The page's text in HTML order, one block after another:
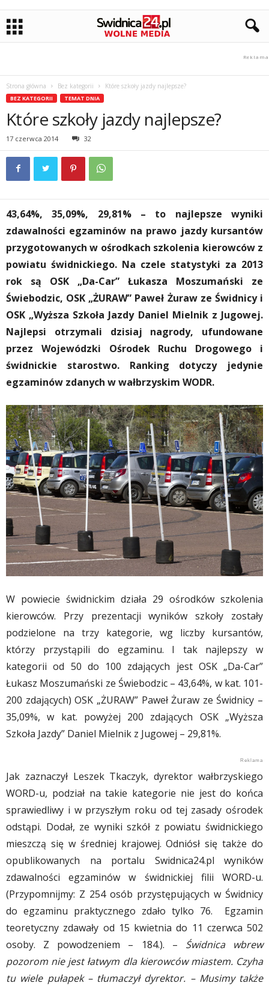
Strona główna Bez kategorii Które szkoły jazdy najlepsze?
BEZ KATEGORII TEMAT DNIA
Które szkoły jazdy najlepsze?
17 czerwca 2014 32
43,64%, 35,09%, 29,81% – to najlepsze wyniki
zdawalności egzaminów na prawo jazdy kursantów
przygotowanych w ośrodkach szkolenia kierowców z
powiatu świdnickiego. Na czele statystyki za 2013
rok są OSK „Da-Car” Łukasza Moszumański ze
Świebodzic, OSK „ŻURAW” Paweł Żuraw ze Świdnicy i
OSK „Wyższa Szkoła Jazdy Daniel Mielnik z Jugowej.
Najlepsi otrzymali dzisiaj nagrody, ufundowane
przez Wojewódzki Ośrodek Ruchu Drogowego i
świdnickie starostwo. Ranking dotyczy jedynie
egzaminów zdanych w wałbrzyskim WODR.
W powiecie świdnickim działa 29 ośrodków szkolenia
kierowców. Przy prezentacji wyników szkoły zostały
podzielone na trzy kategorie, wg liczby kursantów,
którzy przystąpili do egzaminu. I tak najlepszy w
kategorii od 50 do 100 zdających jest OSK „Da-Car”
Łukasz Moszumański ze Świebodzic – 43,64%, w kat. 101-
200 zdających) OSK „ŻURAW” Paweł Żuraw ze Świdnicy –
35,09%, w kat. powyżej 200 zdających OSK „Wyższa
Szkoła Jazdy” Daniel Mielnik z Jugowej – 29,81%.
Jak zaznaczył Leszek Tkaczyk, dyrektor wałbrzyskiego
WORD-u, podział na takie kategorie nie jest do końca
sprawiedliwy i w przyszłym roku od tej zasady ośrodek
odstąpi. Dodał, ze wyniki szkół z powiatu świdnickiego
mieszczą się w średniej krajowej. Odniósł się także do
opublikowanych na portalu Swidnica24.pl wyników
zdawalności egzaminów w świdnickiej filii WORD-u.
(Przypomnijmy: Z 254 osób przystępujących w Świdnicy
do egzaminu praktycznego zdało tylko 76. Egzamin
teoretyczny zdawały od 15 kwietnia do 11 czerwca 502
osoby. Z powodzeniem – 184.). – Świdnica wbrew
pozorom nie jest łatwym dla kierowców miastem. Czyha
tu wiele pułapek – tłumaczył dyrektor. – Musimy także